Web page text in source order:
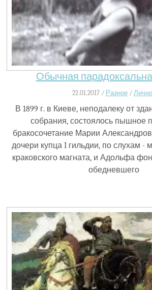
Обычная
22.01.2017 / Разное/
В 1899 г. в Киеве, неподалеку от
собрания, состоялось пышное
бракосочетание Марии
дочери купца I гильдии, по слухам -
краковского магната, и Адольфа
обедневшего